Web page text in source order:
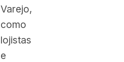
Varejo,
como
lojistas
e